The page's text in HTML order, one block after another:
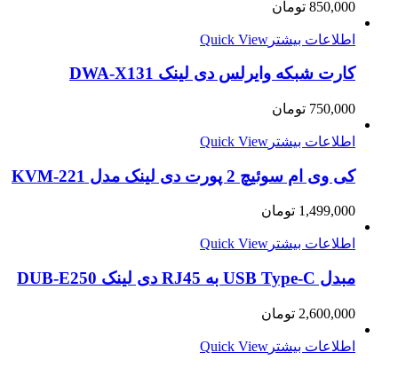
850,000 تومان
اطلاعات بیشتر Quick View
کارت شبکه وایرلس دی لینک DWA-X131
750,000 تومان
اطلاعات بیشتر Quick View
کی وی ام سوئیچ 2 پورت دی لینک مدل KVM-221
1,499,000 تومان
اطلاعات بیشتر Quick View
مبدل USB Type-C به RJ45 دی لینک DUB-E250
2,600,000 تومان
اطلاعات بیشتر Quick View